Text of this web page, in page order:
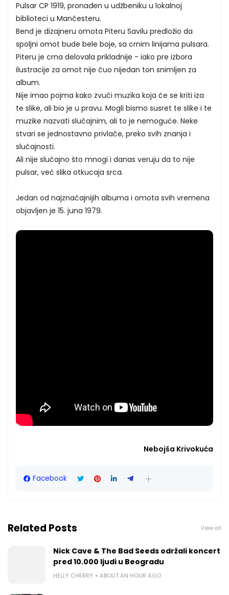
Pulsar CP 1919, pronađen u udžbeniku u lokalnoj
biblioteci u Mančesteru.
Bend je dizajneru omota Piteru Savilu predložio da
spoljni omot bude bele boje, sa crnim linijama pulsara.
Piteru je crna delovala prikladnije - iako pre izbora
ilustracije za omot nije čuo nijedan ton snimljen za
album.
Nije imao pojma kako zvuči muzika koja će se kriti iza
te slike, ali bio je u pravu. Mogli bismo susret te slike i te
muzike nazvati slučajnim, ali to je nemoguće. Neke
stvari se jednostavno privlače, preko svih znanja i
slučajnosti.
Ali nije slučajno što mnogi i danas veruju da to nije
pulsar, već slika otkucaja srca.
Jedan od najznačajnijih albuma i omota svih vremena
objavljen je 15. juna 1979.
Nebojša Krivokuća
Facebook
Related Posts View all
Nick Cave & The Bad Seeds održali koncert
pred 10.000 ljudi u Beogradu
HELLY CHERRY ABOUT AN HOUR AGO